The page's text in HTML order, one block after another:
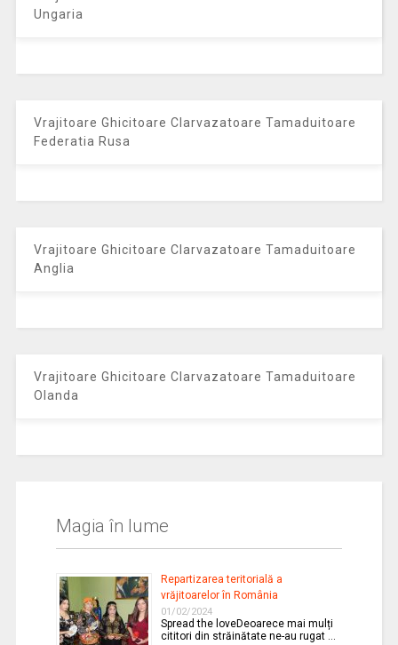
Ungaria
Vrajitoare Ghicitoare Clarvazatoare Tamaduitoare
Federatia Rusa
Vrajitoare Ghicitoare Clarvazatoare Tamaduitoare
Anglia
Vrajitoare Ghicitoare Clarvazatoare Tamaduitoare
Olanda
Magia în lume
Repartizarea teritorială a
vrăjitoarelor în România
01/02/2024
Spread the loveDeoarece mai mulți
cititori din străinătate ne-au rugat …